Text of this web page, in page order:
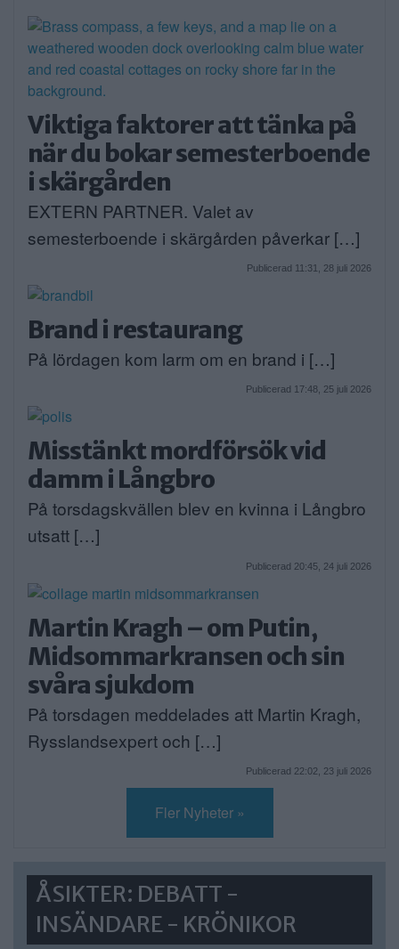
Viktiga faktorer att tänka på
när du bokar semesterboende
i skärgården
EXTERN PARTNER. Valet av
semesterboende i skärgården påverkar […]
Publicerad 11:31, 28 juli 2026
Brand i restaurang
På lördagen kom larm om en brand i […]
Publicerad 17:48, 25 juli 2026
Misstänkt mordförsök vid
damm i Långbro
På torsdagskvällen blev en kvinna i Långbro
utsatt […]
Publicerad 20:45, 24 juli 2026
Martin Kragh – om Putin,
Midsommarkransen och sin
svåra sjukdom
På torsdagen meddelades att Martin Kragh,
Rysslandsexpert och […]
Publicerad 22:02, 23 juli 2026
Fler Nyheter »
ÅSIKTER: DEBATT -
INSÄNDARE - KRÖNIKOR